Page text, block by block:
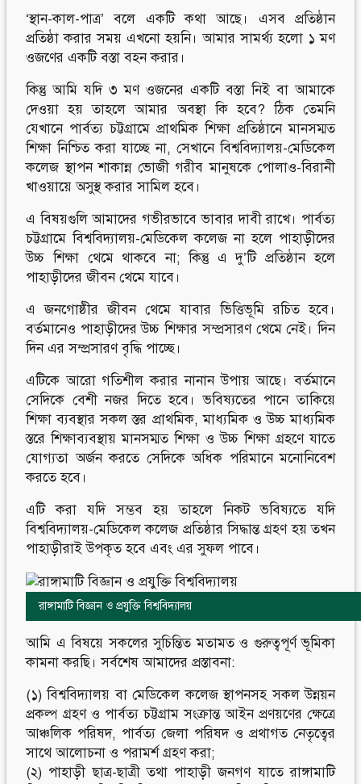
‘স্থান-কাল-পাত্র’ বলে একটি কথা আছে। এসব প্রতিষ্ঠান
প্রতিষ্ঠা করার সময় এখনো হয়নি। আমার সামর্থ্য হলো ১ মণ
ওজণের একটি বস্তা বহন করার।
কিন্তু আমি যদি ৩ মণ ওজনের একটি বস্তা নিই বা আমাকে
দেওয়া হয় তাহলে আমার অবস্থা কি হবে? ঠিক তেমনি
যেখানে পার্বত্য চট্টগ্রামে প্রাথমিক শিক্ষা প্রতিষ্ঠানে মানসম্মত
শিক্ষা নিশ্চিত করা যাচ্ছে না, সেখানে বিশ্ববিদ্যালয়-মেডিকেল
কলেজ স্থাপন শাকান্ন ভোজী গরীব মানুষকে পোলাও-বিরানী
খাওয়ায়ে অসুস্থ করার সামিল হবে।
এ বিষয়গুলি আমাদের গভীরভাবে ভাবার দাবী রাখে। পার্বত্য
চট্টগ্রামে বিশ্ববিদ্যালয়-মেডিকেল কলেজ না হলে পাহাড়ীদের
উচ্চ শিক্ষা থেমে থাকবে না; কিন্তু এ দু’টি প্রতিষ্ঠান হলে
পাহাড়ীদের জীবন থেমে যাবে।
এ জনগোষ্ঠীর জীবন থেমে যাবার ভিত্তিভূমি রচিত হবে।
বর্তমানেও পাহাড়ীদের উচ্চ শিক্ষার সম্প্রসারণ থেমে নেই। দিন
দিন এর সম্প্রসারণ বৃদ্ধি পাচ্ছে।
এটিকে আরো গতিশীল করার নানান উপায় আছে। বর্তমানে
সেদিকে বেশী নজর দিতে হবে। ভবিষ্যতের পানে তাকিয়ে
শিক্ষা ব্যবস্থার সকল স্তর প্রাথমিক, মাধ্যমিক ও উচ্চ মাধ্যমিক
স্তরে শিক্ষাব্যবস্থায় মানসম্মত শিক্ষা ও উচ্চ শিক্ষা গ্রহণে যাতে
যোগ্যতা অর্জন করতে সেদিকে অধিক পরিমানে মনোনিবেশ
করতে হবে।
এটি করা যদি সম্ভব হয় তাহলে নিকট ভবিষ্যতে যদি
বিশ্ববিদ্যালয়-মেডিকেল কলেজ প্রতিষ্ঠার সিদ্ধান্ত গ্রহণ হয় তখন
পাহাড়ীরাই উপকৃত হবে এবং এর সুফল পাবে।
রাঙ্গামাটি বিজ্ঞান ও প্রযুক্তি বিশ্ববিদ্যালয়
আমি এ বিষয়ে সকলের সুচিন্তিত মতামত ও গুরুত্বপূর্ণ ভূমিকা
কামনা করছি। সর্বশেষ আমাদের প্রস্তাবনা:
(১) বিশ্ববিদ্যালয় বা মেডিকেল কলেজ স্থাপনসহ সকল উন্নয়ন
প্রকল্প গ্রহণ ও পার্বত্য চট্টগ্রাম সংক্রান্ত আইন প্রণয়ণের ক্ষেত্রে
আঞ্চলিক পরিষদ, পার্বত্য জেলা পরিষদ ও প্রথাগত নেতৃত্বের
সাথে আলোচনা ও পরামর্শ গ্রহণ করা;
(২) পাহাড়ী ছাত্র-ছাত্রী তথা পাহাড়ী জনগণ যাতে রাঙ্গামাটি